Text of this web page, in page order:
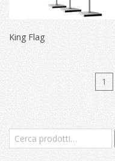
King Flag
1
Cerca: